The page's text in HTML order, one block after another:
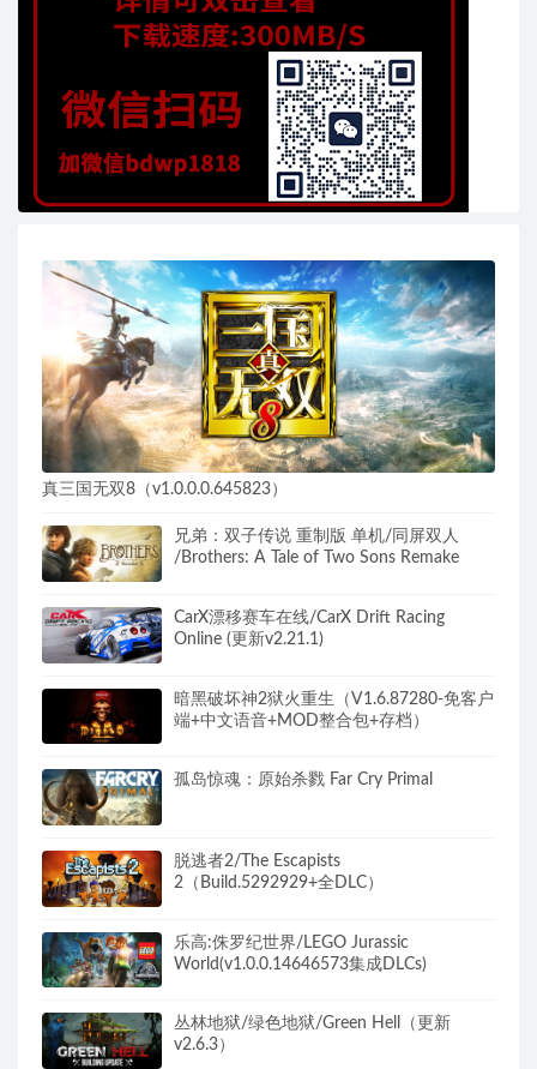
真三国无双8（v1.0.0.0.645823）
兄弟：双子传说 重制版 单机/同屏双人
/Brothers: A Tale of Two Sons Remake
CarX漂移赛车在线/CarX Drift Racing
Online (更新v2.21.1)
暗黑破坏神2狱火重生（V1.6.87280-免客户
端+中文语音+MOD整合包+存档）
孤岛惊魂：原始杀戮 Far Cry Primal
脱逃者2/The Escapists
2（Build.5292929+全DLC）
乐高:侏罗纪世界/LEGO Jurassic
World(v1.0.0.14646573集成DLCs)
丛林地狱/绿色地狱/Green Hell（更新
v2.6.3）